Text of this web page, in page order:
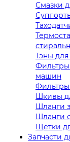
Смазки
Тэны
Фильтры
машин
Фильтры
Шкивы
Шланги
Шланги
Щетки
Запчасти